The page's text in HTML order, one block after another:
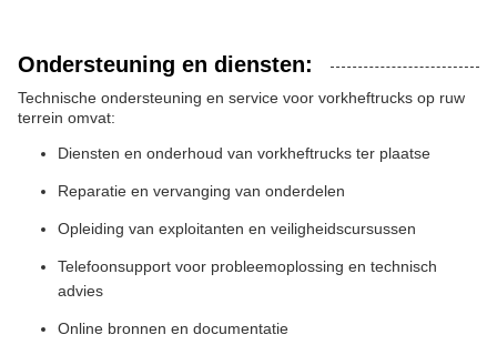
Ondersteuning en diensten:
Technische ondersteuning en service voor vorkheftrucks op ruw
terrein omvat:
Diensten en onderhoud van vorkheftrucks ter plaatse
Reparatie en vervanging van onderdelen
Opleiding van exploitanten en veiligheidscursussen
Telefoonsupport voor probleemoplossing en technisch
advies
Online bronnen en documentatie